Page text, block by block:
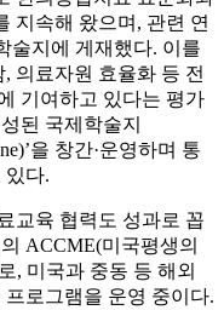
지속해 왔으며, 관련 연
술지에 게재했다. 이를
의료자원 효율화 등 전
기여하고 있다는 평가
된 국제학술지
을 창간·운영하며 통
있다.
교육 협력도 성과로 꼽
ACCME(미국평생의
, 미국과 중동 등 해외
로그램을 운영 중이다.